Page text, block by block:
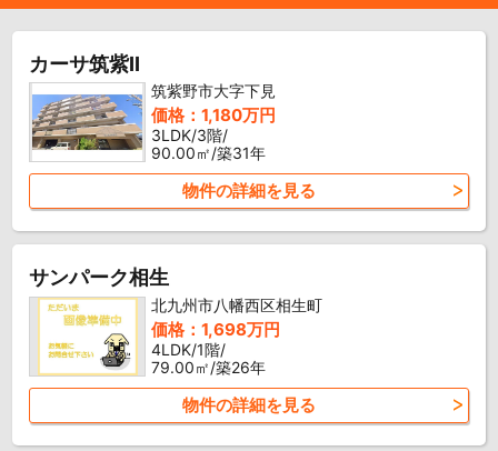
カーサ筑紫II
筑紫野市大字下見
価格：1,180万円
3LDK/3階/
90.00㎡/築31年
物件の詳細を見る
サンパーク相生
北九州市八幡西区相生町
価格：1,698万円
4LDK/1階/
79.00㎡/築26年
物件の詳細を見る